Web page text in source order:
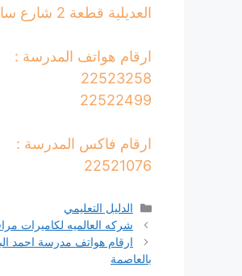
العديلية قطعة 2 شارع سامي المشري
ارقام هواتف المدرسة :
22523258
22522499
ارقام فاكس المدرسة :
22521076
التصنيفات
الدليل التعليمي
شركه العالميه لكاميرات
ارقام هواتف مدرسة احمد
بالعاصمة